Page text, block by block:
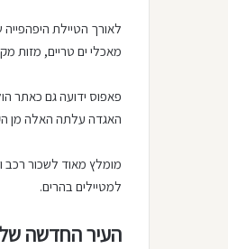
לאורך הטיילת
מאכלי ים טריים, מזות
פאפוס ידועה גם כאתר
האגדה עלתה האלה מן
מומלץ מאוד לשכור רכב
למטיילים בהרים.
העיר החדשה